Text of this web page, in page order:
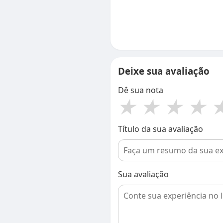
Deixe sua avaliação
Dê sua nota
★ ★ ★ ★
Título da sua avaliação
Sua avaliação